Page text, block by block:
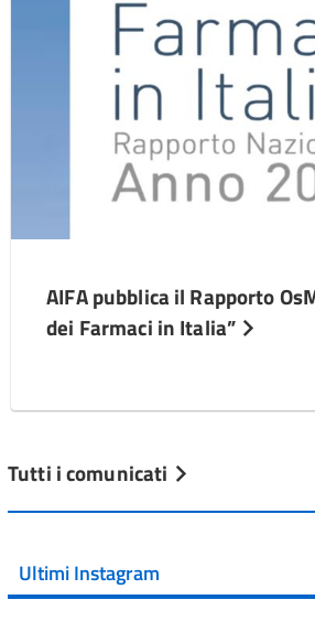
AIFA pubblica il Rapporto
dei Farmaci in Italia”
Tutti i comunicati
Ultimi Instagram